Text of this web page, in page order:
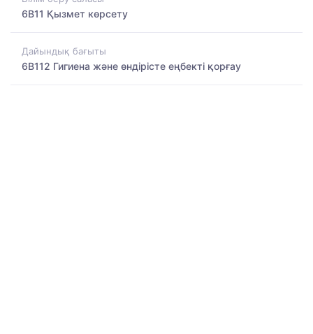
6B11 Қызмет көрсету
Дайындық бағыты
6B112 Гигиена және өндірісте еңбекті қорғау